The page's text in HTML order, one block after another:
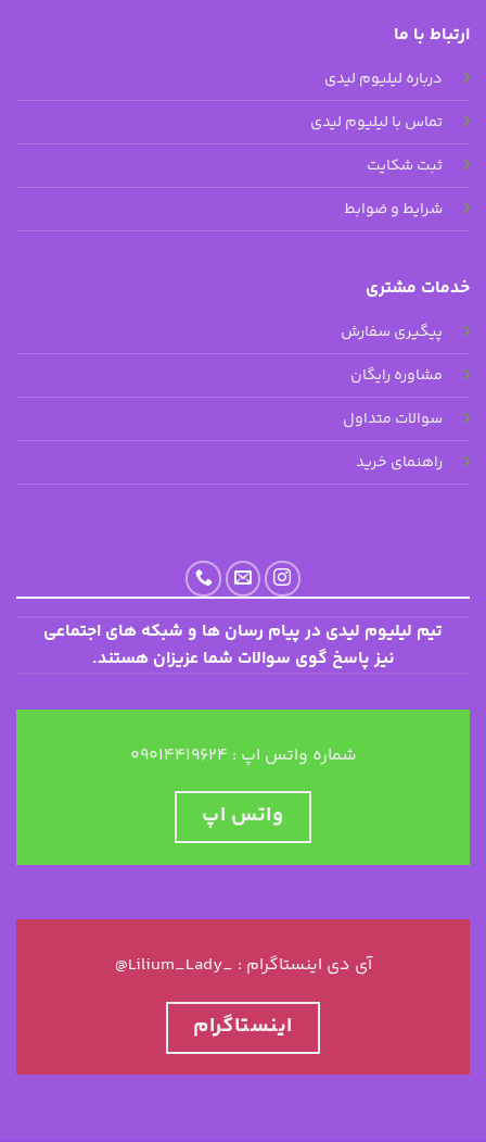
ارتباط با ما
درباره لیلیوم لیدی
تماس با لیلیوم لیدی
ثبت شکایت
شرایط و ضوابط
خدمات مشتری
پیگیری سفارش
مشاوره رایگان
سوالات متداول
راهنمای خرید
تیم لیلیوم لیدی در پیام رسان ها و شبکه های اجتماعی
نیز پاسخ گوی سوالات شما عزیزان هستند.
شماره واتس اپ : ۰۹۰۱۴۴۱۹۶۲۴
واتس اپ
@Lilium_Lady_ : آی دی اینستاگرام
اینستاگرام